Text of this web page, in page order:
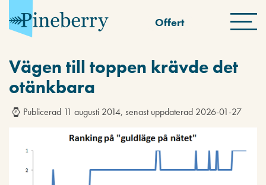
Offert
Vägen till toppen krävde det
otänkbara
Publicerad 11 augusti 2014, senast uppdaterad 2026-01-27